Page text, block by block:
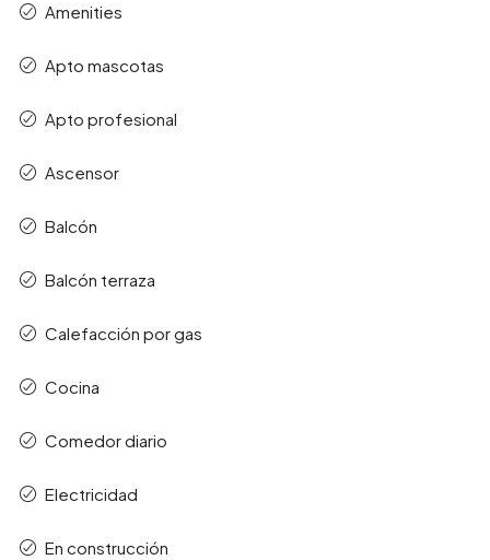
Amenities
Apto mascotas
Apto profesional
Ascensor
Balcón
Balcón terraza
Calefacción por gas
Cocina
Comedor diario
Electricidad
En construcción